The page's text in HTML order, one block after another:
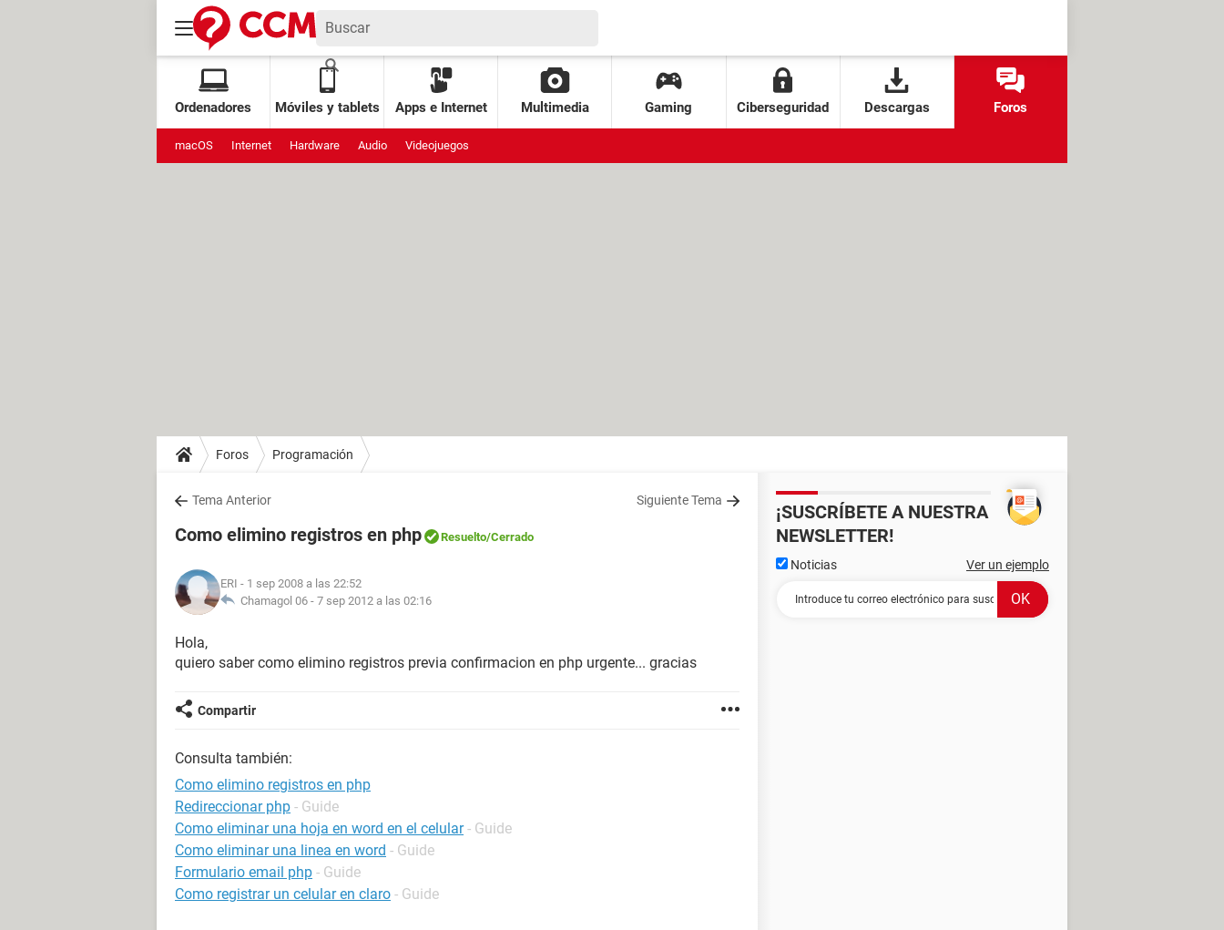
Ordenadores Móviles y tablets Apps e Internet Multimedia Gaming Ciberseguridad Descargas Foros
macOS Internet Hardware Audio Videojuegos
Foros Programación
Tema Anterior Siguiente Tema
Como elimino registros en php Resuelto/Cerrado
ERI - 1 sep 2008 a las 22:52
Chamagol 06 - 7 sep 2012 a las 02:16
Hola,
quiero saber como elimino registros previa confirmacion en php urgente... gracias
Compartir
Consulta también:
Como elimino registros en php
Redireccionar php - Guide
Como eliminar una hoja en word en el celular - Guide
Como eliminar una linea en word - Guide
Formulario email php - Guide
Como registrar un celular en claro - Guide
¡SUSCRÍBETE A NUESTRA
NEWSLETTER!
Noticias Ver un ejemplo